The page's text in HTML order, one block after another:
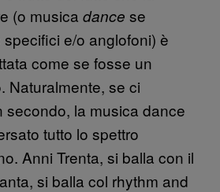
(o musica dance se
e/o anglofoni) è
come se fosse un
Naturalmente, se ci
secondo, la musica dance
tutto lo spettro
Anni Trenta, si balla con il
si balla col rhythm and